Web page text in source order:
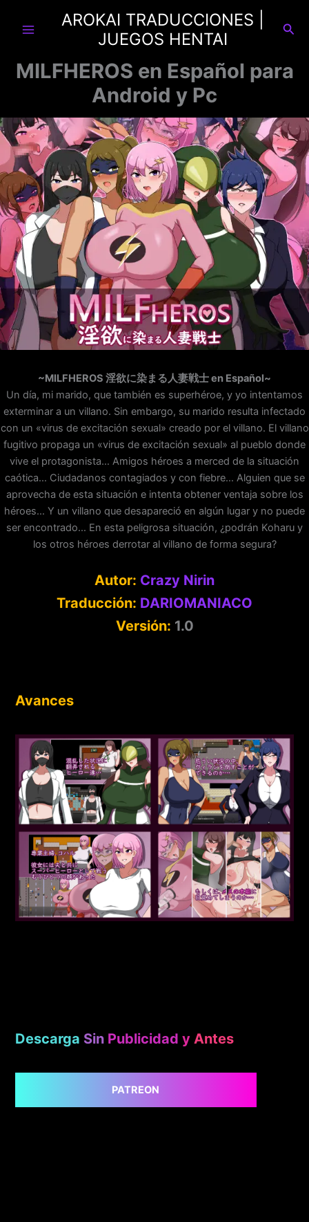
AROKAI TRADUCCIONES |
JUEGOS HENTAI
MILFHEROS en Español para
Android y Pc
~MILFHEROS 淫欲に染まる人妻戦士 en Español~
Un día, mi marido, que también es superhéroe, y yo intentamos
exterminar a un villano. Sin embargo, su marido resulta infectado
con un «virus de excitación sexual» creado por el villano. El villano
fugitivo propaga un «virus de excitación sexual» al pueblo donde
vive el protagonista… Amigos héroes a merced de la situación
caótica… Ciudadanos contagiados y con fiebre… Alguien que se
aprovecha de esta situación e intenta obtener ventaja sobre los
héroes… Y un villano que desapareció en algún lugar y no puede
ser encontrado… En esta peligrosa situación, ¿podrán Koharu y
los otros héroes derrotar al villano de forma segura?
Autor: Crazy Nirin
Traducción: DARIOMANIACO
Versión: 1.0
Avances
Descarga Sin Publicidad y Antes
PATREON